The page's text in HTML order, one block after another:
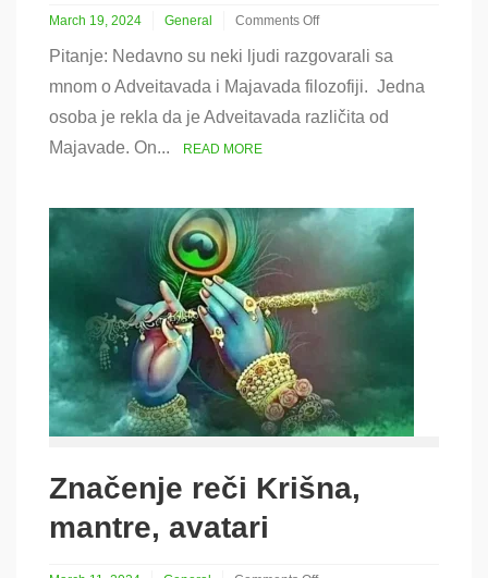
March 19, 2024 General
Comments Off
Adveitavada
i
Gaudija
filozofija
Pitanje: Nedavno su neki ljudi razgovarali sa
mnom o Adveitavada i Majavada filozofiji. Jedna
osoba je rekla da je Adveitavada različita od
Majavade. On...
READ MORE
Značenje reči Krišna,
mantre, avatari